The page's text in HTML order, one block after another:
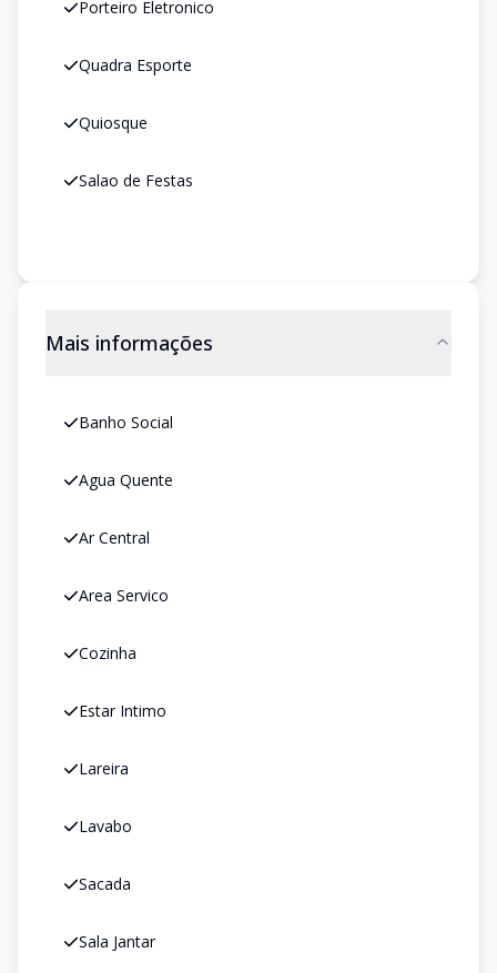
Porteiro Eletronico
Quadra Esporte
Quiosque
Salao de Festas
Mais informações
Banho Social
Agua Quente
Ar Central
Area Servico
Cozinha
Estar Intimo
Lareira
Lavabo
Sacada
Sala Jantar